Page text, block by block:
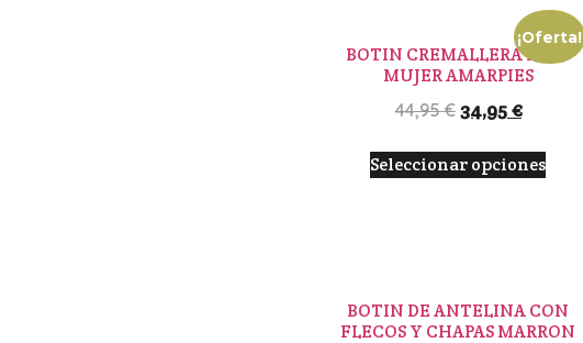
¡Oferta!
BOTIN CREMALLERA PELO
MUJER AMARPIES
44,95€ 34,95€
Seleccionar opciones
BOTIN DE ANTELINA CON
FLECOS Y CHAPAS MARRON